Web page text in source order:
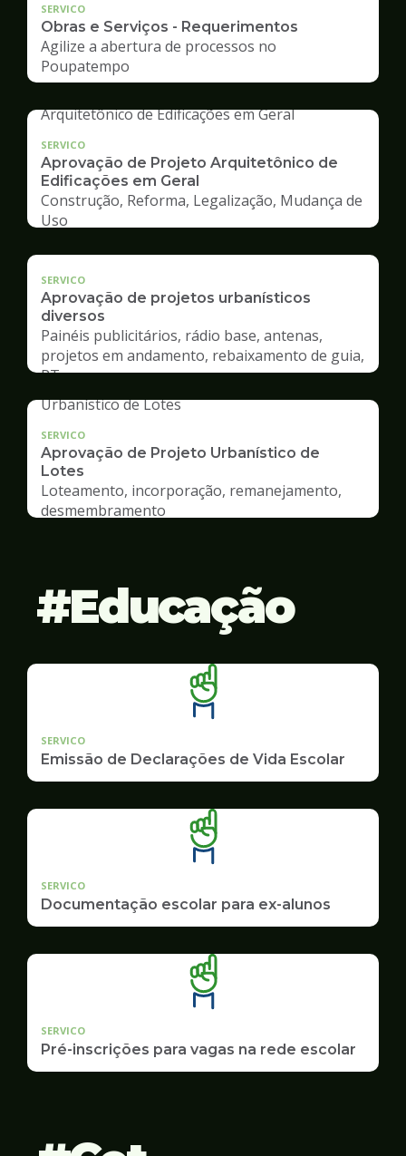
SERVICO
Obras e Serviços - Requerimentos
Agilize a abertura de processos no
Poupatempo
SERVICO
Aprovação de Projeto Arquitetônico de
Edificações em Geral
Construção, Reforma, Legalização, Mudança de
Uso
SERVICO
Aprovação de projetos urbanísticos
diversos
Painéis publicitários, rádio base, antenas,
projetos em andamento, rebaixamento de guia,
RT
SERVICO
Aprovação de Projeto Urbanístico de
Lotes
Loteamento, incorporação, remanejamento,
desmembramento
Educação
SERVICO
Emissão de Declarações de Vida Escolar
SERVICO
Documentação escolar para ex-alunos
SERVICO
Pré-inscrições para vagas na rede escolar